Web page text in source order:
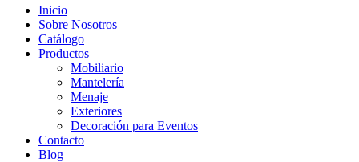
Inicio
Sobre Nosotros
Catálogo
Productos
Mobiliario
Mantelería
Menaje
Exteriores
Decoración para Eventos
Contacto
Blog